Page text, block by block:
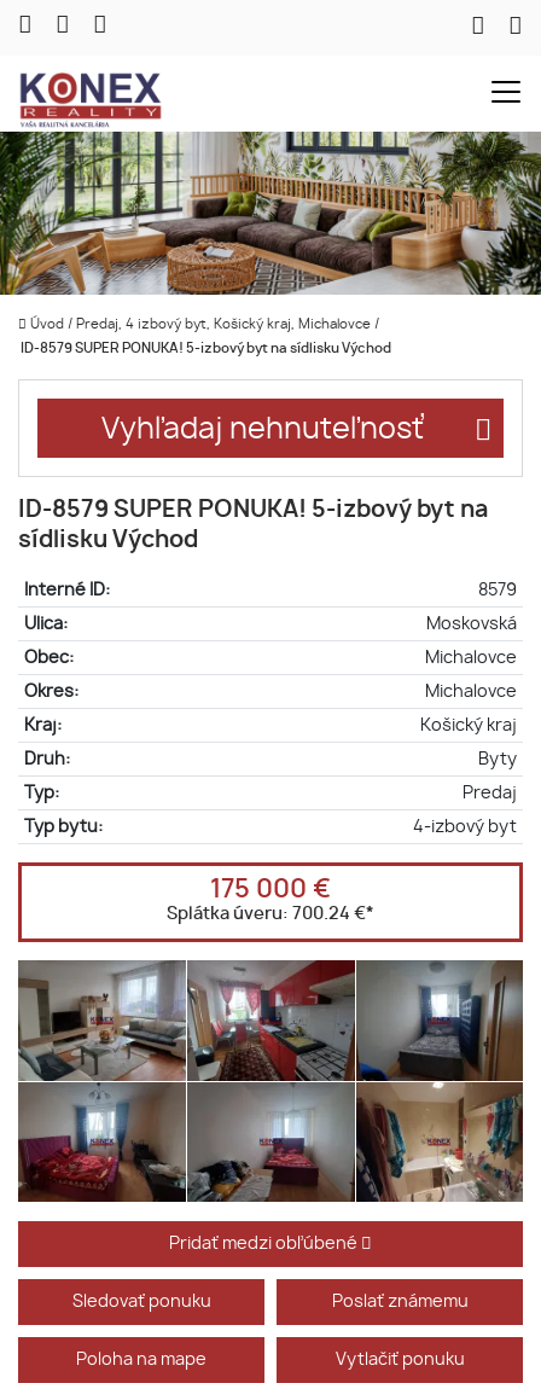
Úvod / Predaj, 4 izbový byt, Košický kraj, Michalovce /
ID-8579 SUPER PONUKA! 5-izbový byt na sídlisku Východ
Vyhľadaj nehnuteľnosť
ID-8579 SUPER PONUKA! 5-izbový byt na
sídlisku Východ
Interné ID:
8579
Ulica:
Moskovská
Obec:
Michalovce
Okres:
Michalovce
Kraj:
Košický kraj
Druh:
Byty
Typ:
Predaj
Typ bytu:
4-izbový byt
175 000 €
Splátka úveru: 700.24 €*
Pridať medzi obľúbené
Sledovať ponuku Poslať známemu
Poloha na mape Vytlačiť ponuku